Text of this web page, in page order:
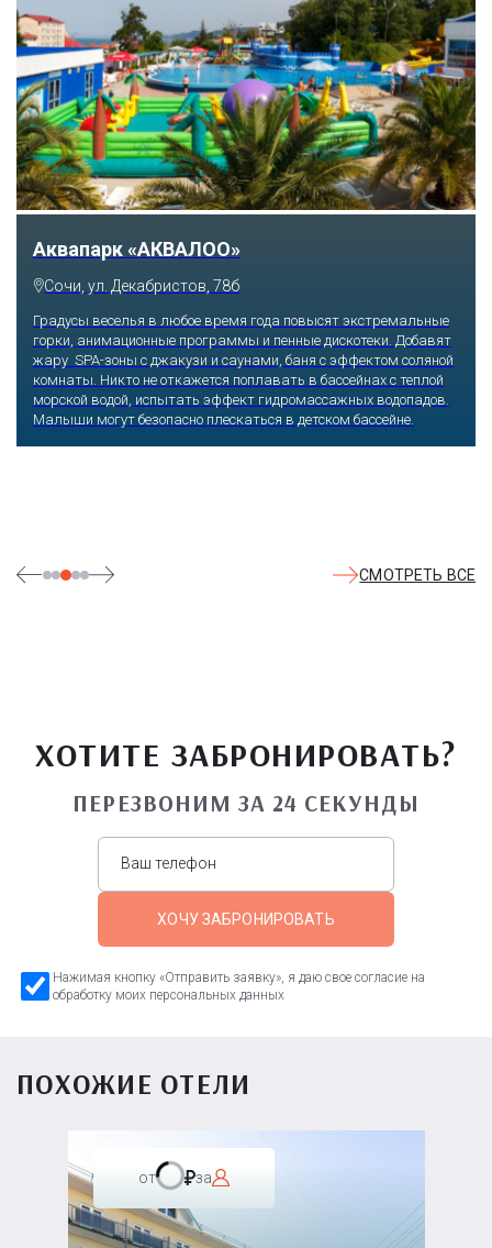
Аквапарк «АКВАЛОО»
Сочи, ул. Декабристов, 78б
Градусы веселья в любое время года повысят экстремальные
горки, анимационные программы и пенные дискотеки. Добавят
жару SPA-зоны с джакузи и саунами, баня с эффектом соляной
комнаты. Никто не откажется поплавать в бассейнах с теплой
морской водой, испытать эффект гидромассажных водопадов.
Малыши могут безопасно плескаться в детском бассейне.
СМОТРЕТЬ ВСЕ
ХОТИТЕ ЗАБРОНИРОВАТЬ?
ПЕРЕЗВОНИМ ЗА 24 СЕКУНДЫ
ХОЧУ ЗАБРОНИРОВАТЬ
Нажимая кнопку «Отправить заявку», я даю свое согласие на
обработку моих персональных данных
ПОХОЖИЕ ОТЕЛИ
от за